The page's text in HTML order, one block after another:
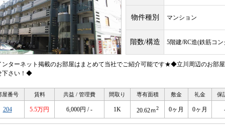
物件種別 マンション
階数/構造 5階建/RC造(鉄筋コ
ターネット掲載のお部屋はまとめて当社でご紹介可能です★◆立川周辺のお部
下さい！◆
屋番号 賃料 共益 / 管理費 間取り 専有面積 敷金 礼金 保
204 5.5万円 6,000円 / - 1K 20.62ｍ2 0ヶ月 0ヶ月